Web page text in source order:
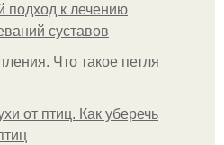
подход к лечению
суставов
Что такое петля
от птиц. Как уберечь